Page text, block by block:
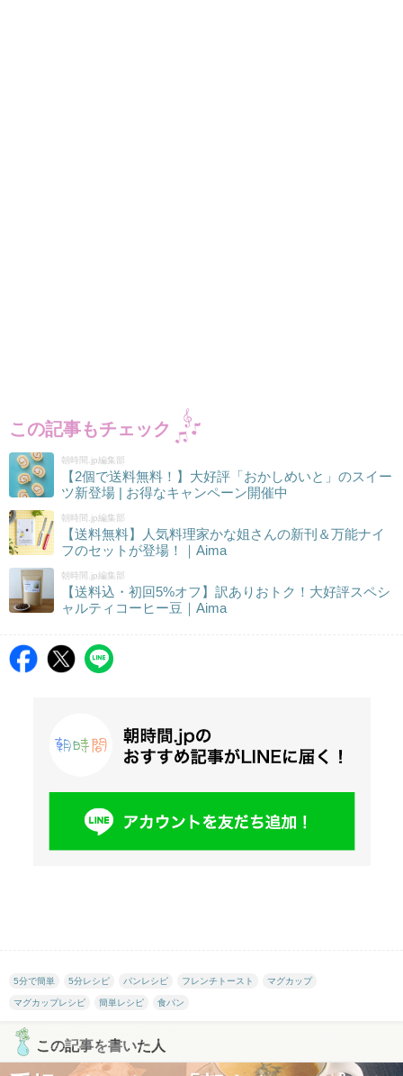
この記事もチェック
朝時間.jp編集部
【2個で送料無料！】大好評「おかしめいと」のスイー
ツ新登場 | お得なキャンペーン開催中
朝時間.jp編集部
【送料無料】人気料理家かな姐さんの新刊＆万能ナイ
フのセットが登場！｜Aima
朝時間.jp編集部
【送料込・初回5%オフ】訳ありおトク！大好評スペシ
ャルティコーヒー豆｜Aima
5分で簡単 5分レシピ パンレシピ フレンチトースト マグカップ
マグカップレシピ 簡単レシピ 食パン
この記事を書いた人